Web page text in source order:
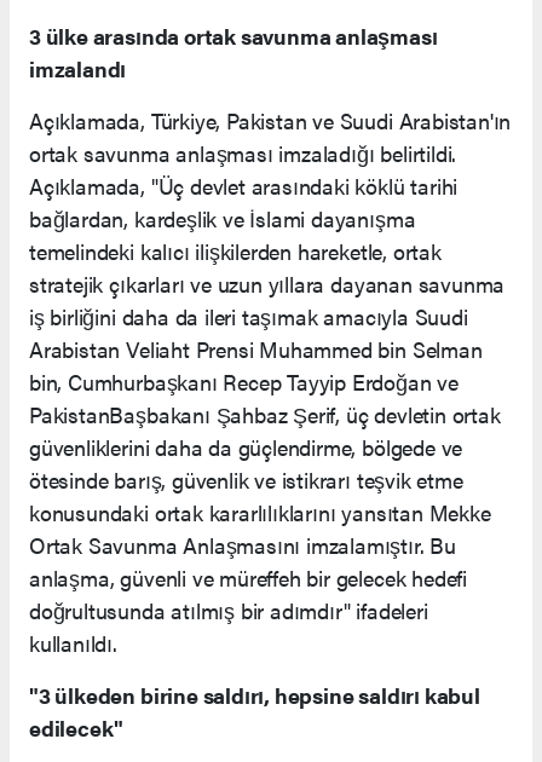
3 ülke arasında ortak savunma anlaşması
imzalandı
Açıklamada, Türkiye, Pakistan ve Suudi Arabistan'ın
ortak savunma anlaşması imzaladığı belirtildi.
Açıklamada, "Üç devlet arasındaki köklü tarihi
bağlardan, kardeşlik ve İslami dayanışma
temelindeki kalıcı ilişkilerden hareketle, ortak
stratejik çıkarları ve uzun yıllara dayanan savunma
iş birliğini daha da ileri taşımak amacıyla Suudi
Arabistan Veliaht Prensi Muhammed bin Selman
bin, Cumhurbaşkanı Recep Tayyip Erdoğan ve
PakistanBaşbakanı Şahbaz Şerif, üç devletin ortak
güvenliklerini daha da güçlendirme, bölgede ve
ötesinde barış, güvenlik ve istikrarı teşvik etme
konusundaki ortak kararlılıklarını yansıtan Mekke
Ortak Savunma Anlaşmasını imzalamıştır. Bu
anlaşma, güvenli ve müreffeh bir gelecek hedefi
doğrultusunda atılmış bir adımdır" ifadeleri
kullanıldı.
"3 ülkeden birine saldırı, hepsine saldırı kabul
edilecek"